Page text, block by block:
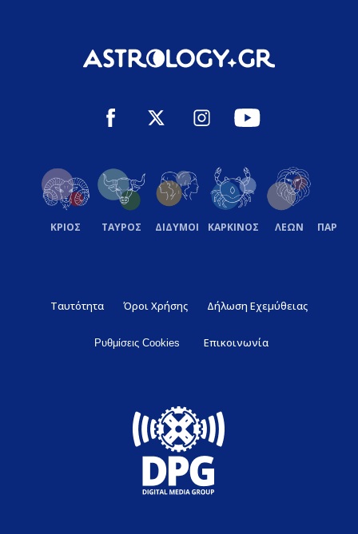
ΚΡΙΟΣ ΤΑΥΡΟΣ ΔΙΔΥΜΟΙ ΚΑΡΚΙΝΟΣ ΛΕΩΝ
Ταυτότητα Όροι Χρήσης Δήλωση Εχεμύθειας
Ρυθμίσεις Cookies Επικοινωνία